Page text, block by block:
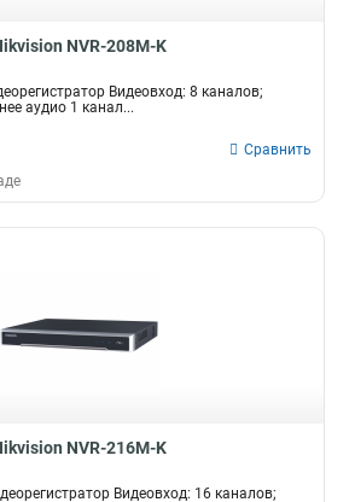
NVR-208M-K
Видеовход: 8 каналов;
аудио 1 канал...
Сравнить
NVR-216M-K
Видеовход: 16 каналов;